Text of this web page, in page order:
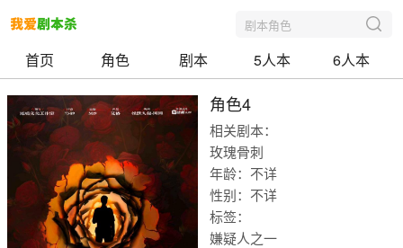
剧本角色
首页 角色 剧本 5人本 6人本
角色4
相关剧本：
玫瑰骨刺
年龄：不详
性别：不详
标签：
嫌疑人之一